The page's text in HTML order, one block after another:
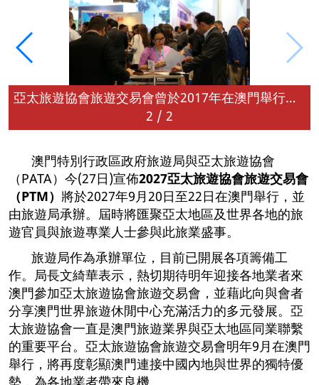
亞太旅遊協會旅遊交易會曾於2017年在澳門舉行（資料圖片）
2 / 2
澳門特別行政區政府旅遊局與亞太旅遊協會
（PATA）今(27日)宣佈2027亞太旅遊協會旅遊交易會
（PTM） 將於2027年9月20日至22日在澳門舉行，並
由旅遊局承辦。屆時將匯聚亞太地區及世界各地的旅
遊官員與旅遊專業人士參與此旅業盛事。
旅遊局作為承辦單位，目前已開展各項籌備工
作。局長文綺華表示，熱切期待明年迎接各地業者來
澳門參加亞太旅遊協會旅遊交易會，並藉此向與會者
分享澳門世界旅遊休閒中心充滿活力的多元發展。亞
太旅遊協會一直是澳門旅遊業界與亞太地區同業聯繫
的重要平台。亞太旅遊協會旅遊交易會明年9月在澳門
舉行，將再度彰顯澳門連接中國內地與世界的獨特優
勢，為各地業者帶來良機。